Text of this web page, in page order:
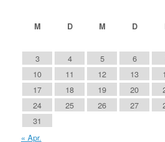
M
D M D
3
4 5 6
10
11 12 13
17
18 19 20
24
25 26 27
31
« Apr.